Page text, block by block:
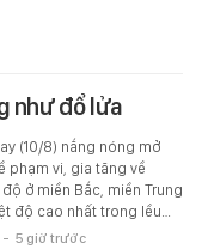
như đổ lửa
(10/8) nắng nóng mở
phạm vi, gia tăng về
ở miền Bắc, miền Trung
độ cao nhất trong lều…
- 5 giờ trước